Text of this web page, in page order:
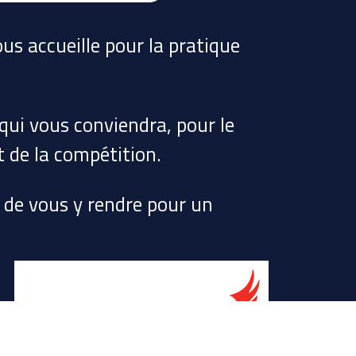
accueille pour la pratique
vous conviendra, pour le
de la compétition.
vous y rendre pour un